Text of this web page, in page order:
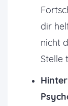
dir
nicht
Stelle